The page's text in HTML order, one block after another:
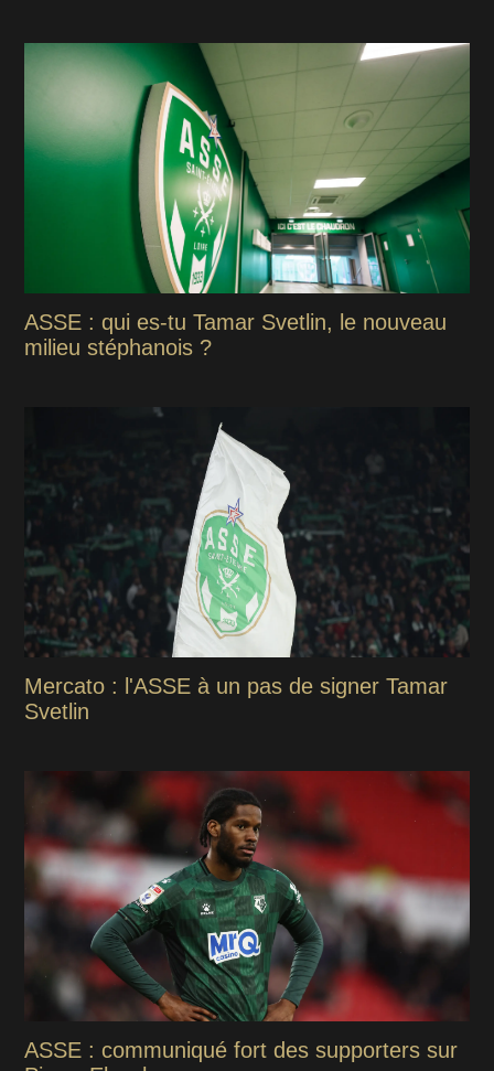
ASSE : qui es-tu Tamar Svetlin, le nouveau
milieu stéphanois ?
Mercato : l'ASSE à un pas de signer Tamar
Svetlin
ASSE : communiqué fort des supporters sur